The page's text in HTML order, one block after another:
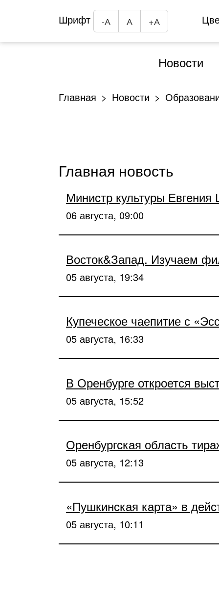
Шрифт -А А +А
Новости
Главная Новости
Главная новость
Министр культуры
06 августа, 09:00
Восток&Запад. Изучаем
05 августа, 19:34
Купеческое чаепитие с
05 августа, 16:33
В Оренбурге откроется
05 августа, 15:52
Оренбургская область
05 августа, 12:13
«Пушкинская карта» в
05 августа, 10:11